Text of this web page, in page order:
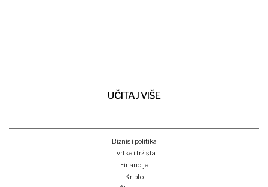
UČITAJ VIŠE
Biznis i politika
Tvrtke i tržišta
Financije
Kripto